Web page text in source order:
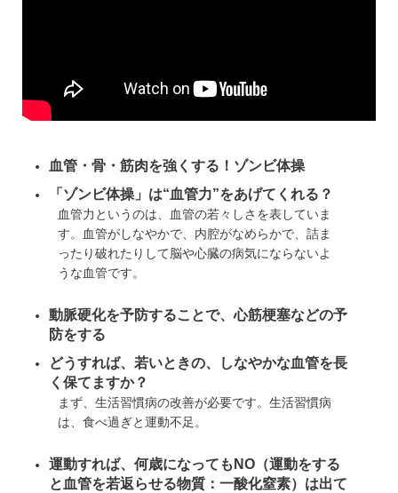
血管・骨・筋肉を強くする！ゾンビ体操
「ゾンビ体操」は“血管力”をあげてくれる？
血管力というのは、血管の若々しさを表していま
す。血管がしなやかで、内腔がなめらかで、詰ま
ったり破れたりして脳や心臓の病気にならないよ
うな血管です。
動脈硬化を予防することで、心筋梗塞などの予
防をする
どうすれば、若いときの、しなやかな血管を長
く保てますか？
まず、生活習慣病の改善が必要です。生活習慣病
は、食べ過ぎと運動不足。
運動すれば、何歳になってもNO（運動をする
と血管を若返らせる物質：一酸化窒素）は出て